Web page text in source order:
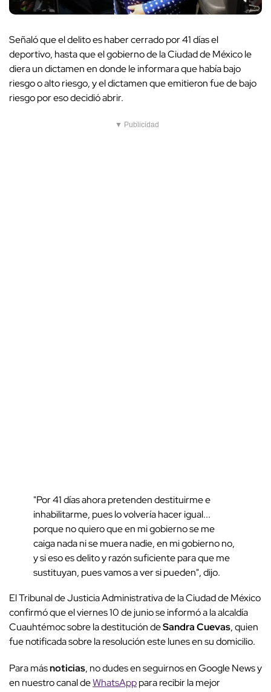
Señaló que el delito es haber cerrado por 41 días el
deportivo, hasta que el gobierno de la Ciudad de México le
diera un dictamen en donde le informara que había bajo
riesgo o alto riesgo, y el dictamen que emitieron fue de bajo
riesgo por eso decidió abrir.
▼ Publicidad
"Por 41 días ahora pretenden destituirme e
inhabilitarme, pues lo volvería hacer igual...
porque no quiero que en mi gobierno se me
caiga nada ni se muera nadie, en mi gobierno no,
y si eso es delito y razón suficiente para que me
sustituyan, pues vamos a ver si pueden", dijo.
El Tribunal de Justicia Administrativa de la Ciudad de México
confirmó que el viernes 10 de junio se informó a la alcaldía
Cuauhtémoc sobre la destitución deSandra Cuevas, quien
fue notificada sobre la resolución este lunes en su domicilio.
Para másnoticias, no dudes en seguirnos en Google News y
en nuestro canal deWhatsApppara recibir la mejor